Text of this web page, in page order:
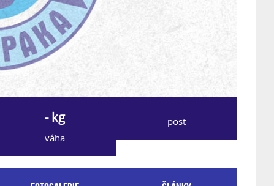
- kg
váha
post